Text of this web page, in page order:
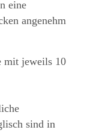
eine
angenehm
mit jeweils 10
sind in